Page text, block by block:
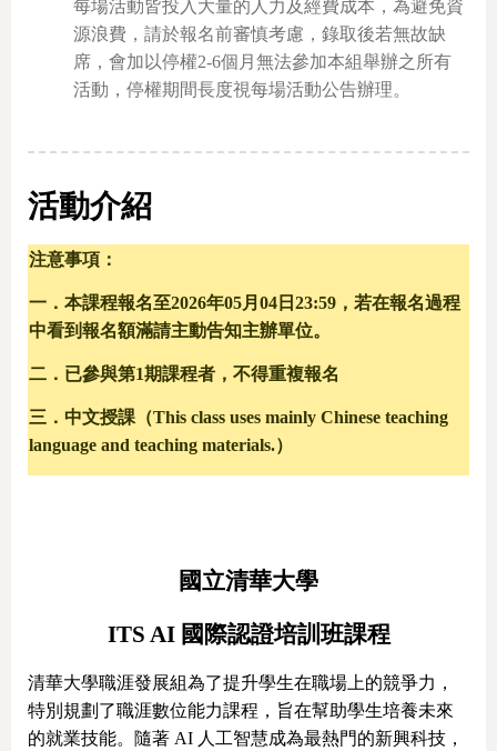
每場活動皆投入大量的人力及經費成本，為避免資
源浪費，請於報名前審慎考慮，錄取後若無故缺
席，會加以停權2-6個月無法參加本組舉辦之所有
活動，停權期間長度視每場活動公告辦理。
活動介紹
注意事項：
一．本課程報名至2026年05月04日23:59，若在報名過程
中看到報名額滿請主動告知主辦單位。
二．已參與第1期課程者，不得重複報名
三．中文授課（This class uses mainly Chinese teaching
language and teaching materials.）
國立清華大學
ITS AI 國際認證培訓班課程
清華大學職涯發展組為了提升學生在職場上的競爭力，
特別規劃了職涯數位能力課程，旨在幫助學生培養未來
的就業技能。隨著 AI 人工智慧成為最熱門的新興科技，